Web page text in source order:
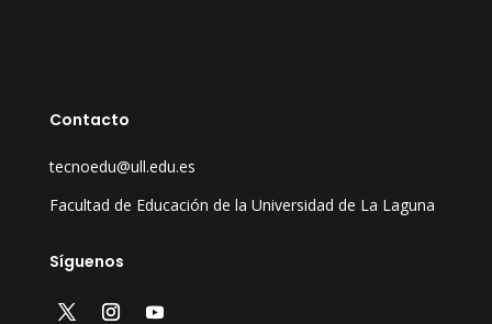
Contacto
tecnoedu@ull.edu.es
Facultad de Educación de la Universidad de La Laguna
Síguenos